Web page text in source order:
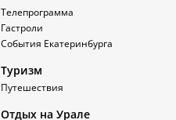
Телепрограмма
Гастроли
События Екатеринбурга
Туризм
Путешествия
Отдых на Урале